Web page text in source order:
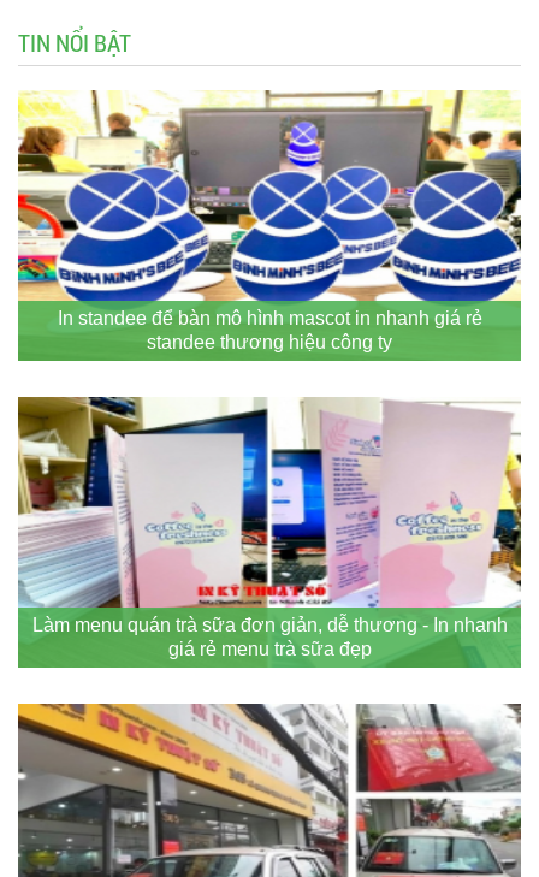
TIN NỔI BẬT
In standee để bàn mô hình mascot in nhanh giá rẻ
standee thương hiệu công ty
Làm menu quán trà sữa đơn giản, dễ thương - In nhanh
giá rẻ menu trà sữa đẹp